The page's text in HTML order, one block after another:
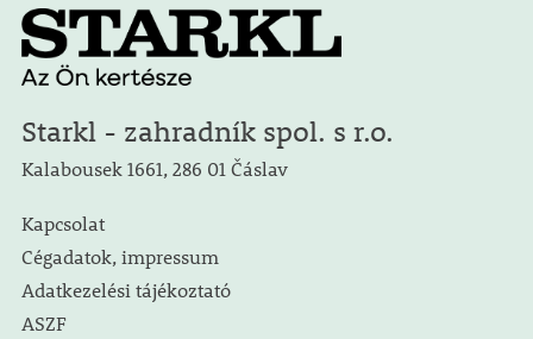
Starkl - zahradník spol. s r.o.
Kalabousek 1661, 286 01 Čáslav
Kapcsolat
Cégadatok, impressum
Adatkezelési tájékoztató
ASZF